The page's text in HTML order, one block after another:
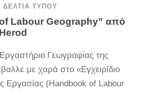
ΔΕΛΤΊΑ ΤΎΠΟΥ
Labour Geography” από
Γεωγραφίας της
με χαρά στο «Εγχειρίδιο
Εργασίας (Handbook of Labour